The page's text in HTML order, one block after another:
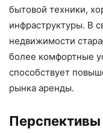
бытовой техники,
инфраструктуры. В
недвижимости
более комфортные
способствует
рынка аренды.